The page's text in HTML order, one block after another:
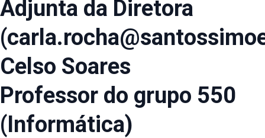
Adjunta da Diretora
Celso Soares
Professor do grupo 550
(Informática)